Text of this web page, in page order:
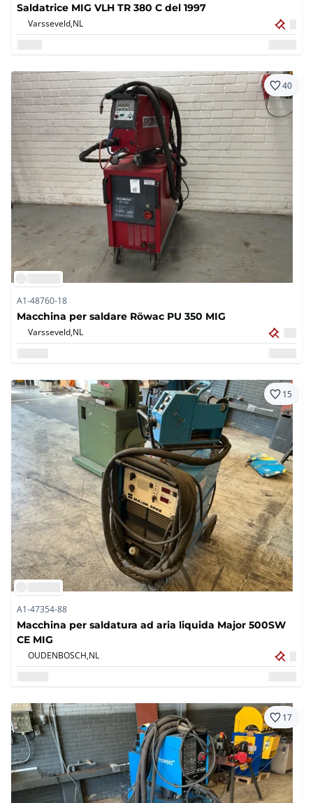
Saldatrice MIG VLH TR 380 C del 1997
Varsseveld,NL
40
A1-48760-18
Macchina per saldare Röwac PU 350 MIG
Varsseveld,NL
15
A1-47354-88
Macchina per saldatura ad aria liquida Major 500SW
CE MIG
OUDENBOSCH,NL
17